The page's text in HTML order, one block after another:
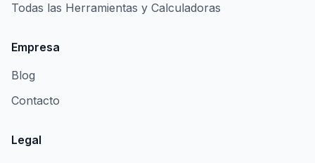
Todas las Herramientas y Calculadoras
Empresa
Blog
Contacto
Legal